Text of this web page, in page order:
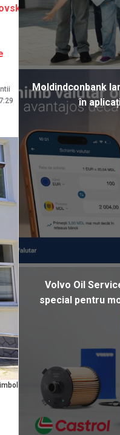
Moldindconbank
în
Volvo Oil
special pentru